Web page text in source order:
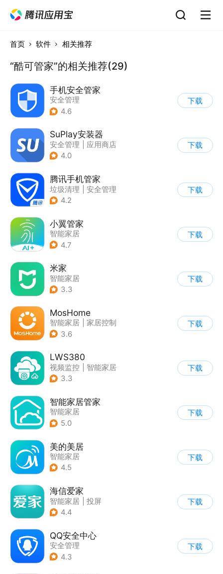
首页 软件 相关推荐
“酷可管家”的相关推荐(29)
手机安全管家
安全管理
4.6
下载
SuPlay安装器
安全管理
应用商店
4.0
下载
腾讯手机管家
垃圾清理
安全管理
4.2
下载
小翼管家
智能家居
4.7
下载
米家
智能家居
3.3
下载
MosHome
智能家居
家居控制
3.6
下载
LWS380
视频监控
智能家居
3.3
下载
智能家居管家
智能家居
5.0
下载
美的美居
智能家居
4.5
下载
海信爱家
智能家居
投屏
4.4
下载
QQ安全中心
安全管理
4.3
下载